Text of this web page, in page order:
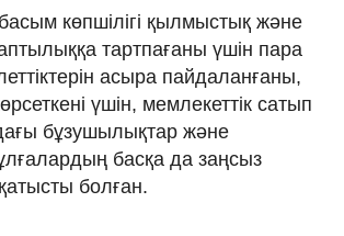
көпшілігі қылмыстық және
тартпағаны үшін пара
асыра пайдаланғаны,
үшін, мемлекеттік сатып
бұзушылықтар және
басқа да заңсыз
болған.